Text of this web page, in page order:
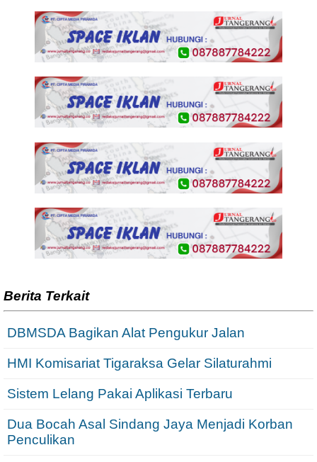
Berita Terkait
DBMSDA Bagikan Alat Pengukur Jalan
HMI Komisariat Tigaraksa Gelar Silaturahmi
Sistem Lelang Pakai Aplikasi Terbaru
Dua Bocah Asal Sindang Jaya Menjadi Korban
Penculikan